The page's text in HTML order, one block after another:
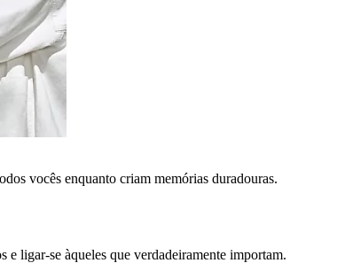
vocês enquanto criam memórias duradouras.
ligar-se àqueles que verdadeiramente importam.